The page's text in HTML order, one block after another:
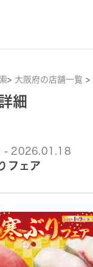
> 大阪府の店舗一覧 >
細
- 2026.01.18
フェア